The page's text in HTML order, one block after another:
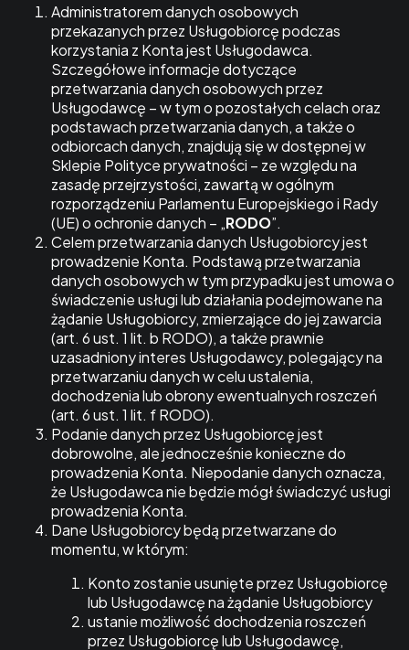
Administratorem danych osobowych
przekazanych przez Usługobiorcę podczas
korzystania z Konta jest Usługodawca.
Szczegółowe informacje dotyczące
przetwarzania danych osobowych przez
Usługodawcę – w tym o pozostałych celach oraz
podstawach przetwarzania danych, a także o
odbiorcach danych, znajdują się w dostępnej w
Sklepie Polityce prywatności – ze względu na
zasadę przejrzystości, zawartą w ogólnym
rozporządzeniu Parlamentu Europejskiego i Rady
(UE) o ochronie danych – „RODO”.
Celem przetwarzania danych Usługobiorcy jest
prowadzenie Konta. Podstawą przetwarzania
danych osobowych w tym przypadku jest umowa o
świadczenie usługi lub działania podejmowane na
żądanie Usługobiorcy, zmierzające do jej zawarcia
(art. 6 ust. 1 lit. b RODO), a także prawnie
uzasadniony interes Usługodawcy, polegający na
przetwarzaniu danych w celu ustalenia,
dochodzenia lub obrony ewentualnych roszczeń
(art. 6 ust. 1 lit. f RODO).
Podanie danych przez Usługobiorcę jest
dobrowolne, ale jednocześnie konieczne do
prowadzenia Konta. Niepodanie danych oznacza,
że Usługodawca nie będzie mógł świadczyć usługi
prowadzenia Konta.
Dane Usługobiorcy będą przetwarzane do
momentu, w którym:
Konto zostanie usunięte przez Usługobiorcę
lub Usługodawcę na żądanie Usługobiorcy
ustanie możliwość dochodzenia roszczeń
przez Usługobiorcę lub Usługodawcę,